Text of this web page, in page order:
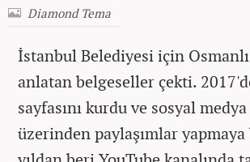
Diamond Tema
İstanbul Belediyesi için
anlatan belgeseller çekti.
sayfasını kurdu ve sosyal
üzerinden paylaşımlar yapmaya